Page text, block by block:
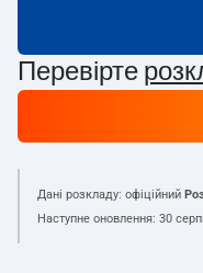
Перевірте
Дані розкладу: офіційний
Наступне оновлення: 30